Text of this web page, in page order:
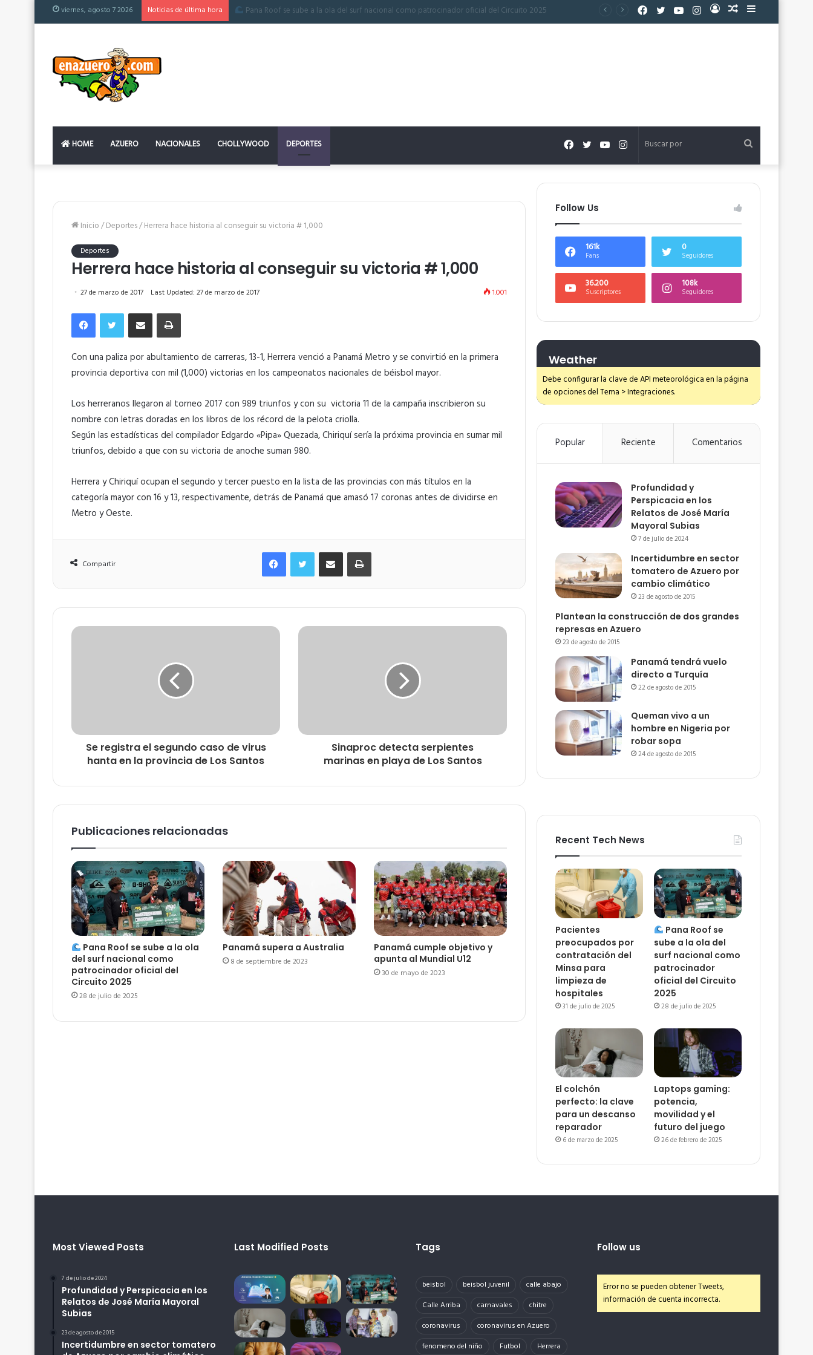
viernes, agosto 7 2026 Noticias de última hora El colchón perfecto: la clave para un descanso reparador
Barra
Publicación
Acceso
Instagram
YouTube
Twitter
Facebook
HOME AZUERO NACIONALES CHOLLYWOOD DEPORTES Buscar
por
Instagram
YouTube
Twitter
Facebook
Inicio/Deportes/Herrera hace historia al conseguir su victoria # 1,000
Deportes
Herrera hace historia al conseguir su victoria # 1,000
27 de marzo de 2017 Last Updated: 27 de marzo de 2017 1.001
FacebookTwitter Compartir por correo electrónicoImprimir
Con una paliza por abultamiento de carreras, 13-1, Herrera venció a Panamá Metro y se convirtió en la primera
provincia deportiva con mil (1,000) victorias en los campeonatos nacionales de béisbol mayor.
Los herreranos llegaron al torneo 2017 con 989 triunfos y con su victoria 11 de la campaña inscribieron su
nombre con letras doradas en los libros de los récord de la pelota criolla.
Según las estadísticas del compilador Edgardo «Pipa» Quezada, Chiriquí sería la próxima provincia en sumar mil
triunfos, debido a que con su victoria de anoche suman 980.
Herrera y Chiriquí ocupan el segundo y tercer puesto en la lista de las provincias con más títulos en la
categoría mayor con 16 y 13, respectivamente, detrás de Panamá que amasó 17 coronas antes de dividirse en
Metro y Oeste.
Compartir
FacebookTwitter Compartir por correo electrónicoImprimir
Se registra el segundo caso de virus
hanta en la provincia de Los Santos
Sinaproc detecta serpientes
marinas en playa de Los Santos
Publicaciones relacionadas
Pana Roof se sube a la ola
del surf nacional como
patrocinador oficial del
Circuito 2025
28 de julio de 2025
Panamá supera a Australia
8 de septiembre de 2023
Panamá cumple objetivo y
apunta al Mundial U12
30 de mayo de 2023
Follow Us
161k
Fans
0
Seguidores
36.200
Suscriptores
108k
Seguidores
Weather
Debe configurar la clave de API meteorológica en la página
de opciones del Tema > Integraciones.
Popular Reciente Comentarios
Profundidad y
Perspicacia en los
Relatos de José María
Mayoral Subias
7 de julio de 2024
Incertidumbre en sector
tomatero de Azuero por
cambio climático
23 de agosto de 2015
Plantean la construcción de dos grandes
represas en Azuero
23 de agosto de 2015
Panamá tendrá vuelo
directo a Turquía
22 de agosto de 2015
Queman vivo a un
hombre en Nigeria por
robar sopa
24 de agosto de 2015
Recent Tech News
Pacientes
preocupados por
contratación del
Minsa para
limpieza de
hospitales
31 de julio de 2025
Pana Roof se
sube a la ola del
surf nacional como
patrocinador
oficial del Circuito
2025
28 de julio de 2025
El colchón
perfecto: la clave
para un descanso
reparador
6 de marzo de 2025
Laptops gaming:
potencia,
movilidad y el
futuro del juego
26 de febrero de 2025
Most Viewed Posts
7 de julio de 2024
Profundidad y Perspicacia en los
Relatos de José María Mayoral
Subias
23 de agosto de 2015
Incertidumbre en sector tomatero
Last Modified Posts Tags
beisbol beisbol juvenil
calle abajo
Calle Arriba
carnavales
chitre
coronavirus
coronavirus en Azuero
fenomeno del niño
Futbol
Herrera
Follow us
Error no se pueden obtener Tweets,
información de cuenta incorrecta.